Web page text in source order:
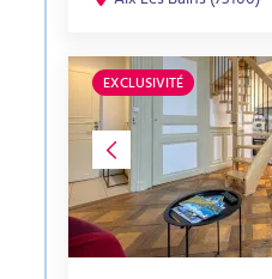
EXCLUSIVITÉ